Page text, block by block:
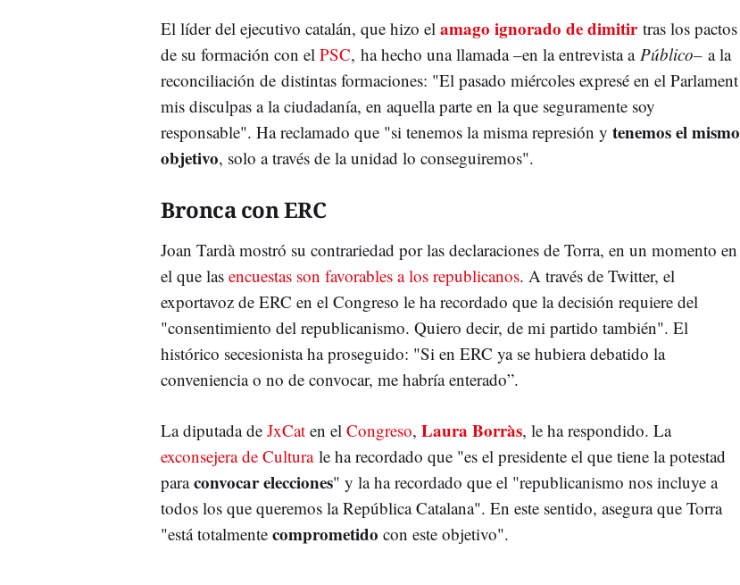
El líder del ejecutivo catalán, que hizo el amago ignorado de dimitirtras los pactos
de su formación con el PSC, ha hecho una llamada –en la entrevista a Público– a la
reconciliación de distintas formaciones: "El pasado miércoles expresé en el Parlament
mis disculpas a la ciudadanía, en aquella parte en la que seguramente soy
responsable". Ha reclamado que "si tenemos la misma represión y tenemos el mismo
objetivo, solo a través de la unidad lo conseguiremos".
Bronca con ERC
Joan Tardà mostró su contrariedad por las declaraciones de Torra, en un momento en
el que las encuestas son favorables a los republicanos. A través de Twitter, el
exportavoz de ERC en el Congreso le ha recordado que la decisión requiere del
"consentimiento del republicanismo. Quiero decir, de mi partido también". El
histórico secesionista ha proseguido: "Si en ERC ya se hubiera debatido la
conveniencia o no de convocar, me habría enterado”.
La diputada de JxCat en el Congreso, Laura Borràs, le ha respondido. La
exconsejera de Culturale ha recordado que "es el presidente el que tiene la potestad
paraconvocar elecciones" y la ha recordado que el "republicanismo nos incluye a
todos los que queremos la República Catalana". En este sentido, asegura que Torra
"está totalmente comprometido con este objetivo".